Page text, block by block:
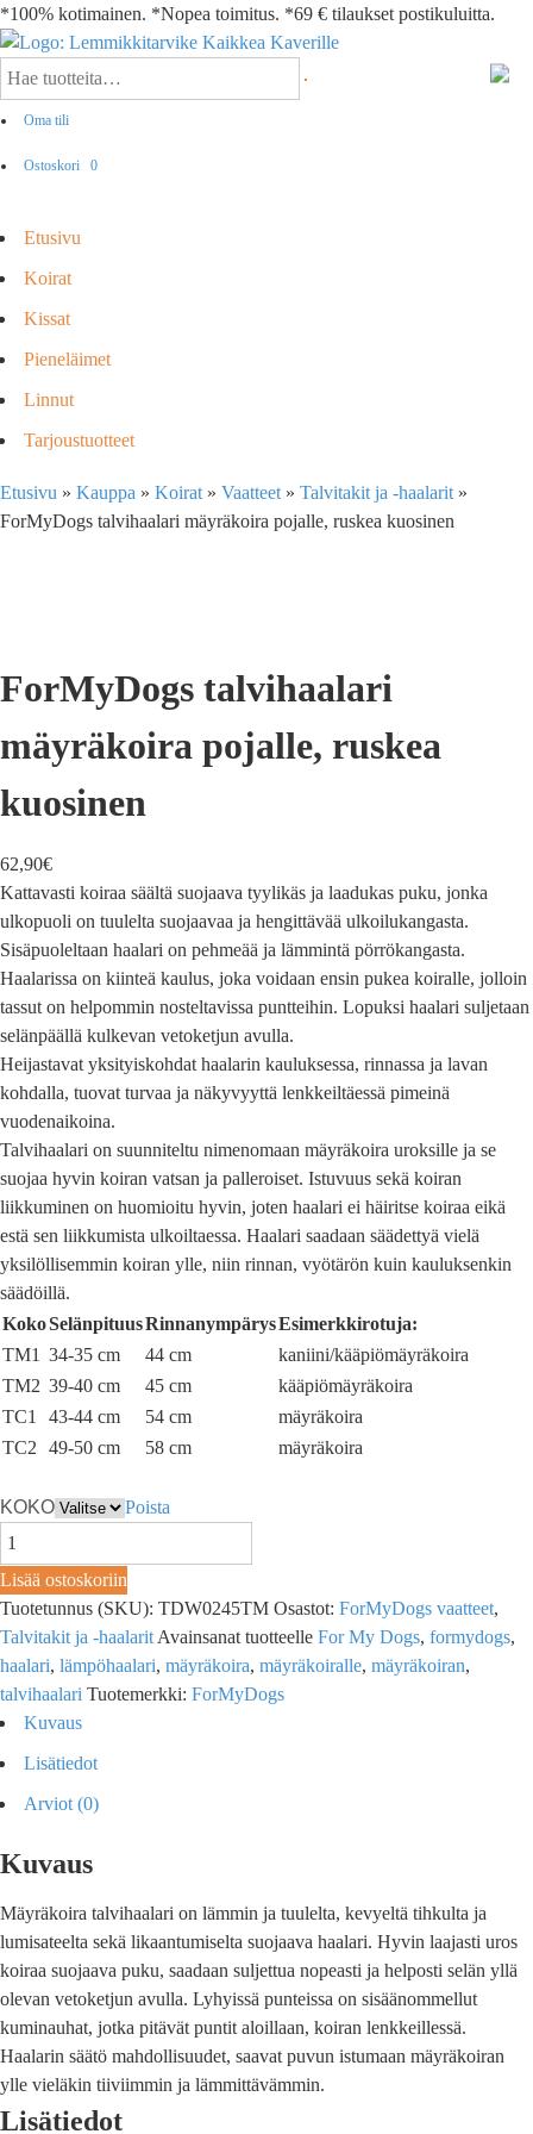
*100% kotimainen. *Nopea toimitus. *69 € tilaukset postikuluitta.
Oma tili
Ostoskori 0
Etusivu
Koirat
Kissat
Pieneläimet
Linnut
Tarjoustuotteet
Etusivu » Kauppa » Koirat » Vaatteet » Talvitakit ja -haalarit »
ForMyDogs talvihaalari mäyräkoira pojalle, ruskea kuosinen
ForMyDogs talvihaalari
mäyräkoira pojalle, ruskea
kuosinen
62,90€
Kattavasti koiraa säältä suojaava tyylikäs ja laadukas puku, jonka
ulkopuoli on tuulelta suojaavaa ja hengittävää ulkoilukangasta.
Sisäpuoleltaan haalari on pehmeää ja lämmintä pörrökangasta.
Haalarissa on kiinteä kaulus, joka voidaan ensin pukea koiralle, jolloin
tassut on helpommin nosteltavissa puntteihin. Lopuksi haalari suljetaan
selänpäällä kulkevan vetoketjun avulla.
Heijastavat yksityiskohdat haalarin kauluksessa, rinnassa ja lavan
kohdalla, tuovat turvaa ja näkyvyyttä lenkkeiltäessä pimeinä
vuodenaikoina.
Talvihaalari on suunniteltu nimenomaan mäyräkoira uroksille ja se
suojaa hyvin koiran vatsan ja palleroiset. Istuvuus sekä koiran
liikkuminen on huomioitu hyvin, joten haalari ei häiritse koiraa eikä
estä sen liikkumista ulkoiltaessa. Haalari saadaan säädettyä vielä
yksilöllisemmin koiran ylle, niin rinnan, vyötärön kuin kauluksenkin
säädöillä.
KokoSelänpituusRinnanympärysEsimerkkirotuja:
TM1 34-35 cm 44 cm
kaniini/kääpiömäyräkoira
TM2 39-40 cm 45 cm
kääpiömäyräkoira
TC1
43-44 cm 54 cm
mäyräkoira
TC2
49-50 cm 58 cm mäyräkoira
KOKO Poista
Lisää ostoskoriin
Tuotetunnus (SKU): TDW0245TM Osastot: ForMyDogs vaatteet,
Talvitakit ja -haalarit Avainsanat tuotteelle For My Dogs, formydogs,
haalari, lämpöhaalari, mäyräkoira, mäyräkoiralle, mäyräkoiran,
talvihaalari Tuotemerkki: ForMyDogs
Kuvaus
Lisätiedot
Arviot (0)
Kuvaus
Mäyräkoira talvihaalari on lämmin ja tuulelta, kevyeltä tihkulta ja
lumisateelta sekä likaantumiselta suojaava haalari. Hyvin laajasti uros
koiraa suojaava puku, saadaan suljettua nopeasti ja helposti selän yllä
olevan vetoketjun avulla. Lyhyissä punteissa on sisäänommellut
kuminauhat, jotka pitävät puntit aloillaan, koiran lenkkeillessä.
Haalarin säätö mahdollisuudet, saavat puvun istumaan mäyräkoiran
ylle vieläkin tiiviimmin ja lämmittävämmin.
Lisätiedot